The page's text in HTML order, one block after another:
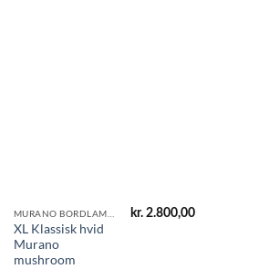
MURANO BORDLAMPER
XL Klassisk hvid
Murano
mushroom
kr. 2.800,00